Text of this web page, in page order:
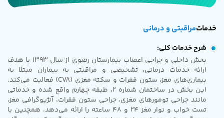
خدماتمراقبتی و درمانی
شرح خدمات کلی:
بخش داخلی و جراحی اعصاب بیمارستان رضوی از سال 1393 با هدف
ارائه خدمات درمانی، تشخیصی و مراقبتی به بیماران مبتلا به
بیماری‌های مغز، ستون فقرات و سکته مغزی (CVA) فعالیت می‌کند.
این بخش در ساختمان شماره 2، طبقه چهارم واقع شده و خدماتی
مانند جراحی تومورهای مغزی، جراحی ستون فقرات، آنژیوگرافی مغز،
تست خواب و نوار مغز 24 و 48 ساعته را ارائه می‌دهد. همچنین با